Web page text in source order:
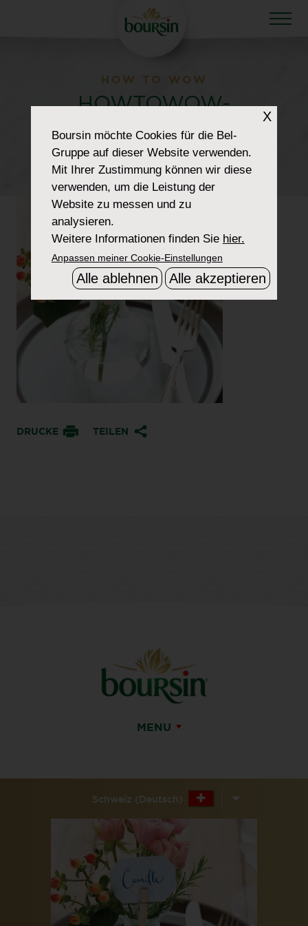
HOW TO WOW
HOWTOWOW-
BABYSHOWER-5-
NAMECARD
DRUCKE TEILEN
MENU
Schweiz (Deutsch)
X
Boursinmöchte Cookies für die Bel-
Gruppe auf dieser Website verwenden.
Mit Ihrer Zustimmung können wir diese
verwenden, um die Leistung der
Website zu messen und zu
analysieren.
Weitere Informationen finden Sie hier.
Anpassen meiner Cookie-Einstellungen
Alle ablehnen Alle akzeptieren